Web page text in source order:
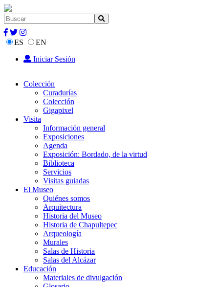
ES
EN
Iniciar Sesión
Colección
Curadurías
Colección
Gigapixel
Visita
Información general
Exposiciones
Agenda
Exposición: Bordado, de la virtud
Biblioteca
Servicios
Visitas guiadas
El Museo
Quiénes somos
Arquitectura
Historia del Museo
Historia de Chapultepec
Arqueología
Murales
Salas de Historia
Salas del Alcázar
Educación
Materiales de divulgación